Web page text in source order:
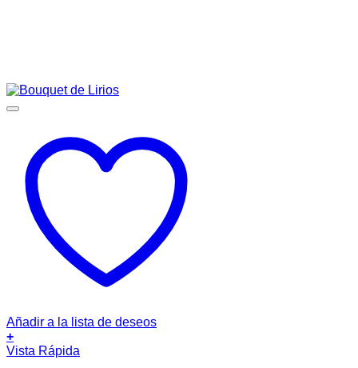
Añadir a la lista de deseos
+
Vista Rápida